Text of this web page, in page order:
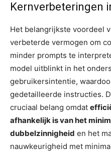
Kernverbeteringen
Het belangrijkste voordeel
verbeterde vermogen om
minder prompts te
model uitblinkt in het
gebruikersintentie,
gedetailleerde instructies.
cruciaal belang omdat
afhankelijk is van het
dubbelzinnigheid en het
nauwkeurigheid met